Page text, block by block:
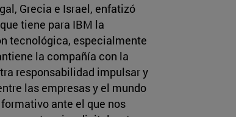
Grecia e Israel, enfatizó
tiene para IBM la
tecnológica, especialmente
la compañía con la
responsabilidad impulsar y
las empresas y el mundo
ante el que nos